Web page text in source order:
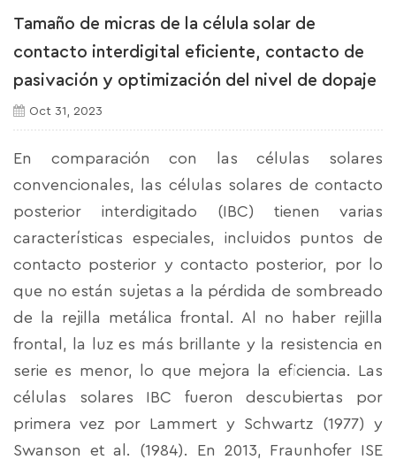
Tamaño de micras de la célula solar de
contacto interdigital eficiente, contacto de
pasivación y optimización del nivel de dopaje
Oct 31, 2023
En comparación con las células solares
convencionales, las células solares de contacto
posterior interdigitado (IBC) tienen varias
características especiales, incluidos puntos de
contacto posterior y contacto posterior, por lo
que no están sujetas a la pérdida de sombreado
de la rejilla metálica frontal. Al no haber rejilla
frontal, la luz es más brillante y la resistencia en
serie es menor, lo que mejora la eficiencia. Las
células solares IBC fueron descubiertas por
primera vez por Lammert y Schwartz (1977) y
Swanson et al. (1984). En 2013, Fraunhofer ISE